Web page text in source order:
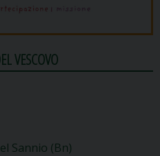
VESCOVO
Sannio (Bn)